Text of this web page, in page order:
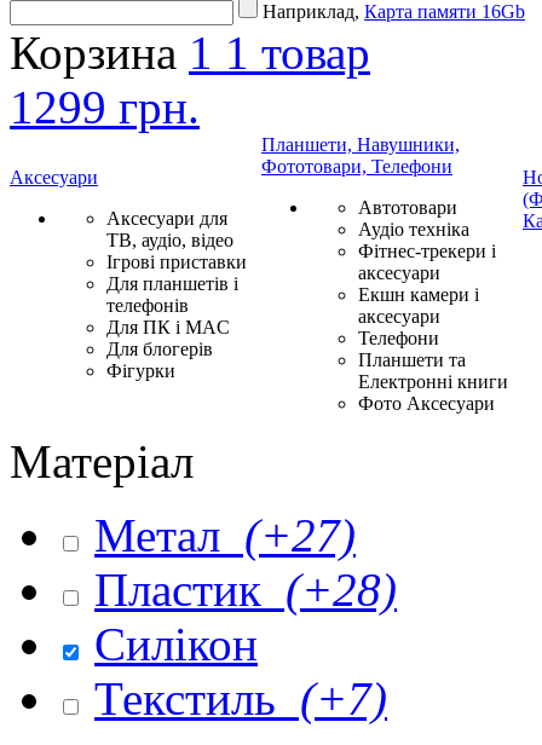
Наприклад, Карта памяти 16Gb
Корзина 1 1 товар
1299 грн.
Аксесуари
Аксесуари для
ТВ, аудіо, відео
Ігрові приставки
Для планшетів і
телефонів
Для ПК і MAC
Для блогерів
Фігурки
Планшети, Навушники,
Фототовари, Телефони
Автотовари
Аудіо техніка
Фітнес-трекери і
аксесуари
Екшн камери і
аксесуари
Телефони
Планшети та
Електронні книги
Фото Аксесуари
Матеріал
Метал (+27)
Пластик (+28)
Силікон
Текстиль (+7)